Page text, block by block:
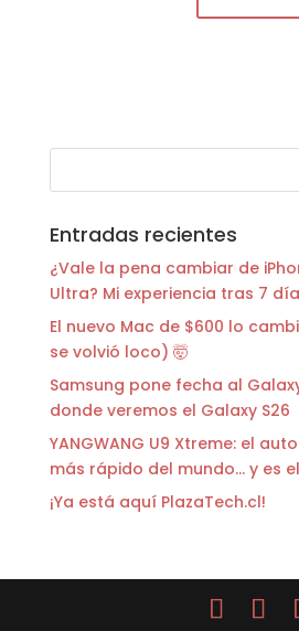
Entradas recientes
¿Vale la pena cambiar de
Ultra? Mi experiencia tras 7
El nuevo Mac de $600 lo
se volvió loco) 🤯
Samsung pone fecha al
donde veremos el Galaxy S26
YANGWANG U9 Xtreme: el
más rápido del mundo… y es
¡Ya está aquí PlazaTech.cl!